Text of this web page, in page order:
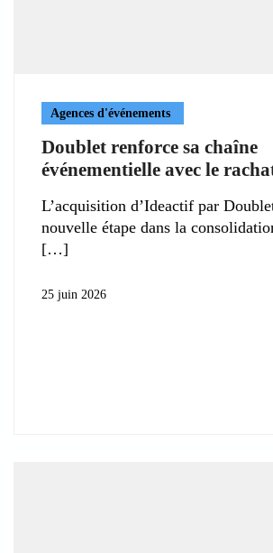
Agences d'événements
Doublet renforce sa chaîne
événementielle avec le
L’acquisition d’Ideactif par
nouvelle étape dans la
25 juin 2026